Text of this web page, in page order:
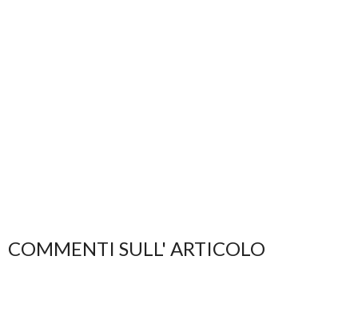
COMMENTI SULL' ARTICOLO